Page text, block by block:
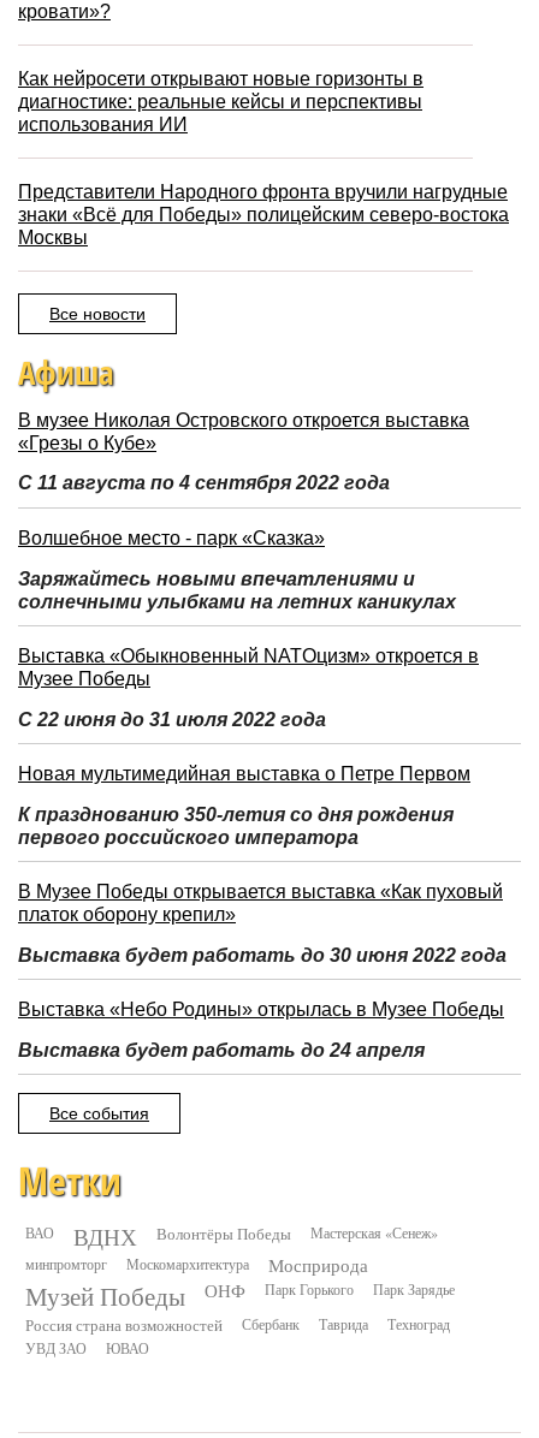
кровати»?
Как нейросети открывают новые горизонты в
диагностике: реальные кейсы и перспективы
использования ИИ
Представители Народного фронта вручили нагрудные
знаки «Всё для Победы» полицейским северо-востока
Москвы
Все новости
Афиша
В музее Николая Островского откроется выставка
«Грезы о Кубе»
С 11 августа по 4 сентября 2022 года
Волшебное место - парк «Сказка»
Заряжайтесь новыми впечатлениями и
солнечными улыбками на летних каникулах
Выставка «Обыкновенный NATOцизм» откроется в
Музее Победы
С 22 июня до 31 июля 2022 года
Новая мультимедийная выставка о Петре Первом
К празднованию 350-летия со дня рождения
первого российского императора
В Музее Победы открывается выставка «Как пуховый
платок оборону крепил»
Выставка будет работать до 30 июня 2022 года
Выставка «Небо Родины» открылась в Музее Победы
Выставка будет работать до 24 апреля
Все события
Метки
ВАО ВДНХ Волонтёры Победы
Мастерская «Сенеж»
минпромторг
Москомархитектура Мосприрода
Музей Победы ОНФ Парк Горького Парк Зарядье
Россия страна возможностей Сбербанк Таврида
Техноград
УВД ЗАО
ЮВАО